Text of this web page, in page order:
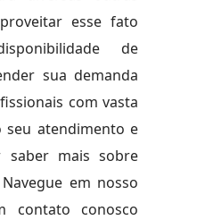
esse fato
de
sua demanda
com vasta
seu atendimento e
saber mais sobre
em nosso
contato conosco